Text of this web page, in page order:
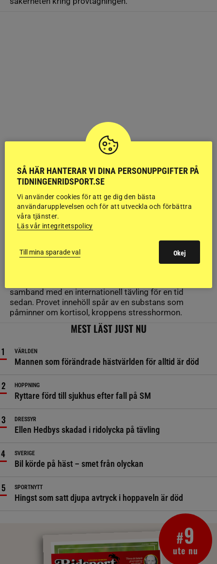
Svensk toppryttare fast i dopningstest
samband med en internationell tävling för en tid
sedan. Provet innehöll spår av en substans som
påminner om kortisol, kroppens stresshormon.
MEST LÄST JUST NU
VÄRLDEN
Mannen som förändrade hästvärlden för alltid är död
HOPPNING
Ryttare förd till sjukhus efter fall på SM
DRESSYR
Ellen Hedbys skadad i ridolycka på tävling
SVERIGE
Bil körde på häst – smet från olyckan
SPORTNYTT
Hingst som satt djupa avtryck i hoppaveln är död
#9
ute nu
SÅ HÄR HANTERAR VI DINA PERSONUPPGIFTER PÅ
TIDNINGENRIDSPORT.SE
Vi använder cookies för att ge dig den bästa
användarupplevelsen och för att utveckla och förbättra
våra tjänster.
Läs vår integritetspolicy
Till mina sparade val Okej